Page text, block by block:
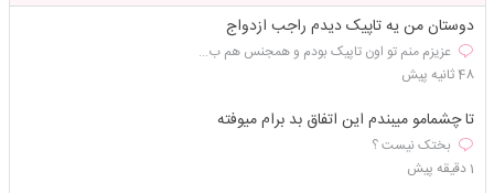
دوستان من یه تاپیک دیدم راجب ازدواج
عزیزم منم تو اون تاپیک بودم و همجنس هم ب...
48 ثانیه پیش
تا چشمامو میبندم این اتفاق بد برام میوفته
بختک نیست ؟
1 دقیقه پیش